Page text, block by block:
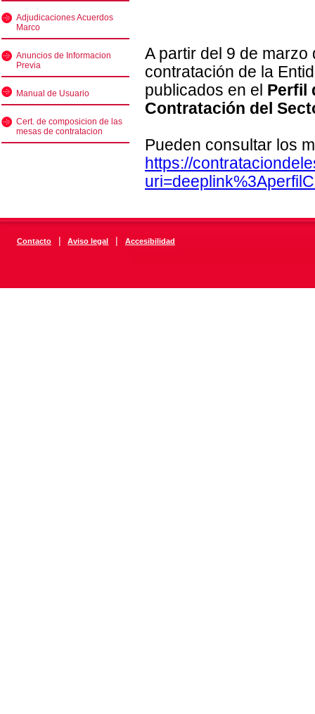
Adjudicaciones Acuerdos
Marco
Anuncios de Informacion
Previa
Manual de Usuario
Cert. de composicion de las
mesas de contratacion
A partir del 9 de
contratación de la
publicados en el Perfil
Contratación del
Pueden consultar los
https://
Contacto | Aviso legal | Accesibilidad